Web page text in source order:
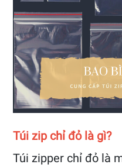
Túi zip chỉ đỏ là gì?
Túi zipper chỉ đỏ là